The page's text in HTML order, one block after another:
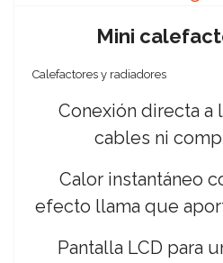
Mini
Calefactores y radiadores
Conexión directa a
cables ni
Calor instantáneo
efecto llama que
Pantalla LCD para